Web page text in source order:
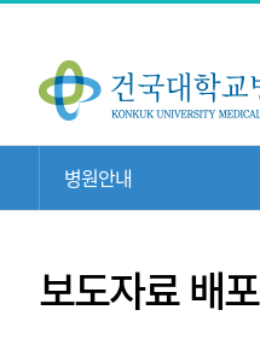
위
병원안내
보도자료 배포